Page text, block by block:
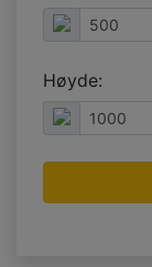
Høyde: